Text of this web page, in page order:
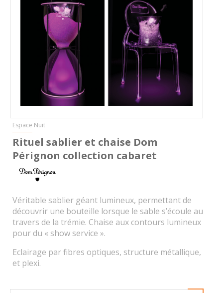
Espace Nuit
Rituel sablier et chaise Dom
Pérignon collection cabaret
Véritable sablier géant lumineux, permettant de
découvrir une bouteille lorsque le sable s’écoule au
travers de la trémie. Chaise aux contours lumineux
pour du « show service ».
Eclairage par fibres optiques, structure métallique,
et plexi.